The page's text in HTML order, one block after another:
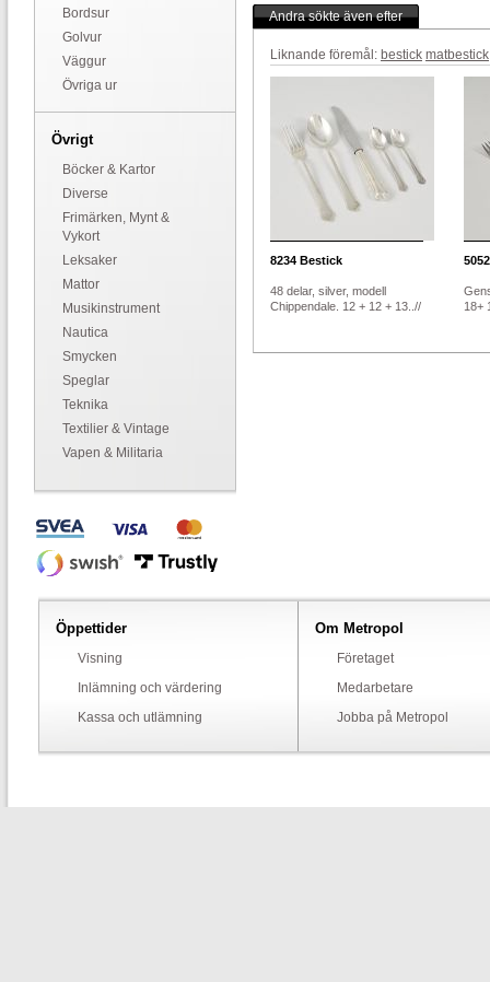
Bordsur
Golvur
Väggur
Övriga ur
Övrigt
Böcker & Kartor
Diverse
Frimärken, Mynt &
Vykort
Leksaker
Mattor
Musikinstrument
Nautica
Smycken
Speglar
Teknika
Textilier & Vintage
Vapen & Militaria
Andra sökte även efter
Liknande föremål: bestick matbestick
8234 Bestick
48 delar, silver, modell
Chippendale. 12 + 12 + 13..//
5052
18+
Öppettider
Visning
Inlämning och värdering
Kassa och utlämning
Om Metropol
Företaget
Medarbetare
Jobba på Metropol